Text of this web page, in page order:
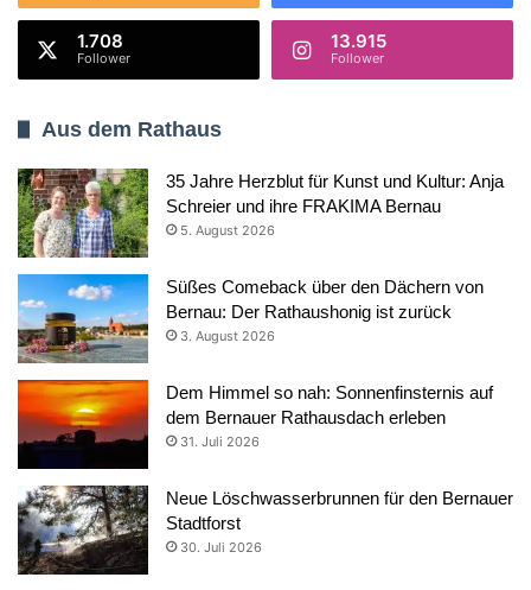
1.708
Follower
13.915
Follower
Aus dem Rathaus
35 Jahre Herzblut für Kunst und Kultur: Anja
Schreier und ihre FRAKIMA Bernau
5. August 2026
Süßes Comeback über den Dächern von
Bernau: Der Rathaushonig ist zurück
3. August 2026
Dem Himmel so nah: Sonnenfinsternis auf
dem Bernauer Rathausdach erleben
31. Juli 2026
Neue Löschwasserbrunnen für den Bernauer
Stadtforst
30. Juli 2026